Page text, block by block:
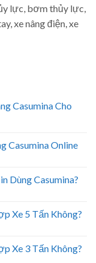
lực, bơm thủy lực,
xe nâng điện, xe
Casumina Cho
Casumina Online
Dùng Casumina?
Xe 5 Tấn Không?
Xe 3 Tấn Không?